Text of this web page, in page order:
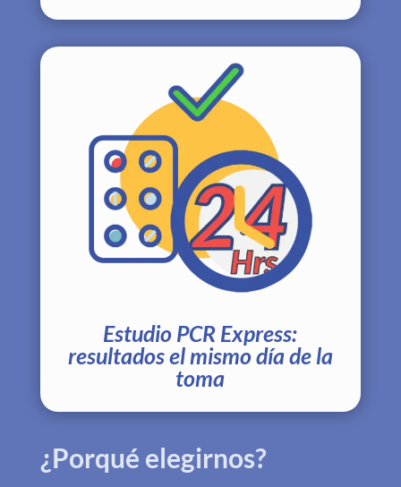
Estudio PCR Express:
resultados el mismo día de la
toma
¿Porqué elegirnos?